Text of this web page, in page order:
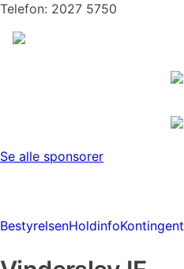
Telefon: 2027 5750
Se alle sponsorer
BestyrelsenHoldinfoKontingent